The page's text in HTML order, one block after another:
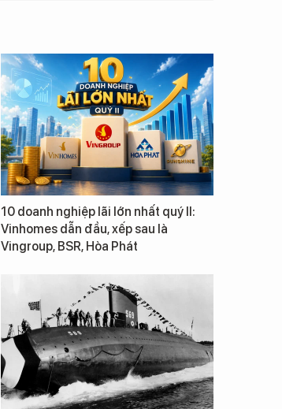
10 doanh nghiệp lãi lớn nhất quý II:
Vinhomes dẫn đầu, xếp sau là
Vingroup, BSR, Hòa Phát